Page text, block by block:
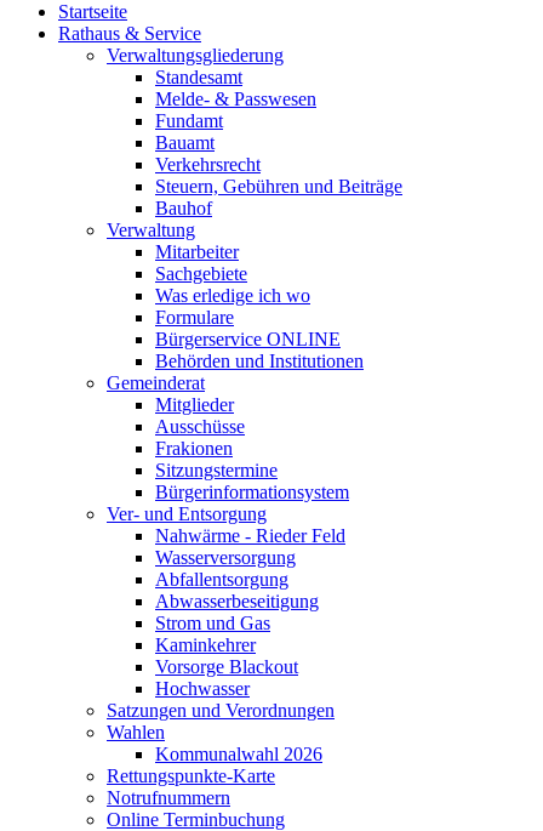
Startseite
Rathaus & Service
Verwaltungsgliederung
Standesamt
Melde- & Passwesen
Fundamt
Bauamt
Verkehrsrecht
Steuern, Gebühren und Beiträge
Bauhof
Verwaltung
Mitarbeiter
Sachgebiete
Was erledige ich wo
Formulare
Bürgerservice ONLINE
Behörden und Institutionen
Gemeinderat
Mitglieder
Ausschüsse
Frakionen
Sitzungstermine
Bürgerinformationsystem
Ver- und Entsorgung
Nahwärme - Rieder Feld
Wasserversorgung
Abfallentsorgung
Abwasserbeseitigung
Strom und Gas
Kaminkehrer
Vorsorge Blackout
Hochwasser
Satzungen und Verordnungen
Wahlen
Kommunalwahl 2026
Rettungspunkte-Karte
Notrufnummern
Online Terminbuchung